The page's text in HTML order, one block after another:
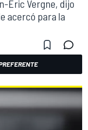
Éric Vergne, dijo
acercó para la